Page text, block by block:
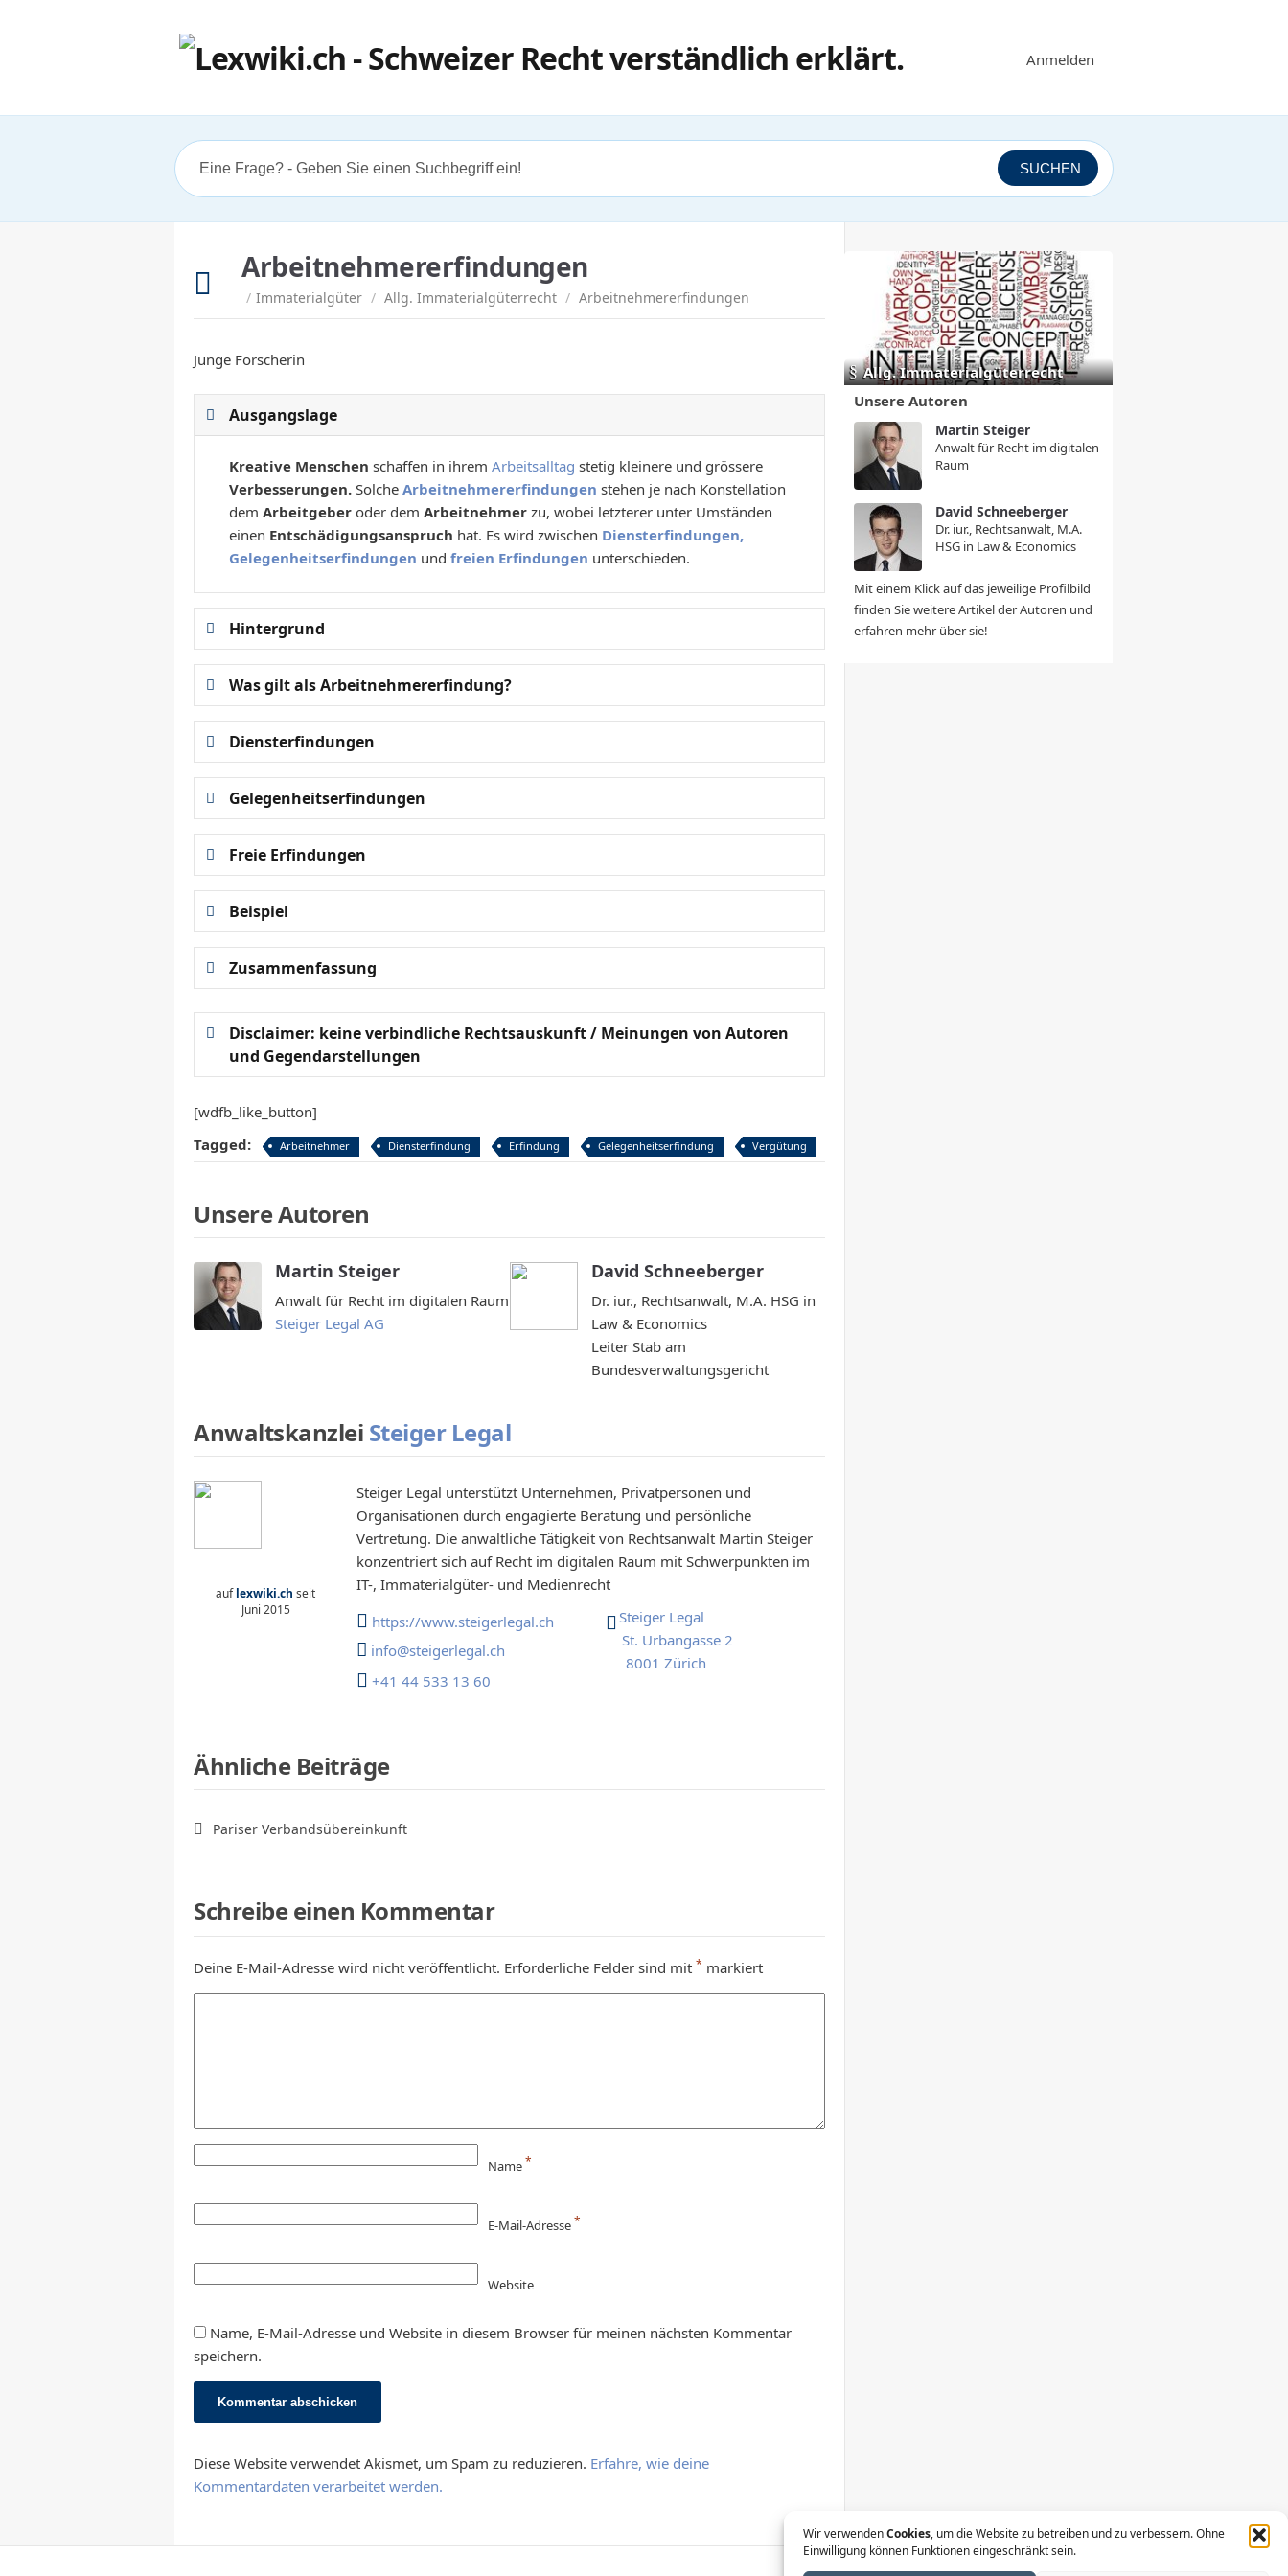
Wir verwendenCookies, um die Website zu betreiben und zu verbessern. Ohne
Einwilligung können Funktionen eingeschränkt sein.
Anmelden
SUCHEN
Arbeitnehmererfindungen
/ Immaterialgüter / Allg. Immaterialgüterrecht / Arbeitnehmererfindungen
Junge Forscherin
Ausgangslage
Kreative Menschen schaffen in ihrem Arbeitsalltag stetig kleinere und grössere
Verbesserungen. Solche Arbeitnehmererfindungen stehen je nach Konstellation
dem Arbeitgeber oder dem Arbeitnehmer zu, wobei letzterer unter Umständen
einen Entschädigungsanspruch hat. Es wird zwischen Diensterfindungen,
Gelegenheitserfindungen und freien Erfindungen unterschieden.
Hintergrund
Was gilt als Arbeitnehmererfindung?
Diensterfindungen
Gelegenheitserfindungen
Freie Erfindungen
Beispiel
Zusammenfassung
Disclaimer: keine verbindliche Rechtsauskunft / Meinungen von Autoren
und Gegendarstellungen
[wdfb_like_button]
Tagged:
Arbeitnehmer Diensterfindung Erfindung Gelegenheitserfindung Vergütung
Unsere Autoren
Martin Steiger
Anwalt für Recht im digitalen Raum
Steiger Legal AG
David Schneeberger
Dr. iur., Rechtsanwalt, M.A. HSG in
Law & Economics
Leiter Stab am
Bundesverwaltungsgericht
Anwaltskanzlei Steiger Legal
auflexwiki.ch seit
Juni 2015
Steiger Legal unterstützt Unternehmen, Privatpersonen und
Organisationen durch engagierte Beratung und persönliche
Vertretung. Die anwaltliche Tätigkeit von Rechtsanwalt Martin Steiger
konzentriert sich auf Recht im digitalen Raum mit Schwerpunkten im
IT-, Immaterialgüter- und Medienrecht
https://www.steigerlegal.ch
info@steigerlegal.ch
+41 44 533 13 60
Steiger Legal
St. Urbangasse 2
8001 Zürich
Ähnliche Beiträge
Pariser Verbandsübereinkunft
Schreibe einen Kommentar
Deine E-Mail-Adresse wird nicht veröffentlicht. Erforderliche Felder sind mit * markiert
Name*
E-Mail-Adresse*
Website
Name, E-Mail-Adresse und Website in diesem Browser für meinen nächsten Kommentar
speichern.
Diese Website verwendet Akismet, um Spam zu reduzieren. Erfahre, wie deine
Kommentardaten verarbeitet werden.
Allg. Immaterialgüterrecht
Unsere Autoren
Martin Steiger
Anwalt für Recht im digitalen
Raum
David Schneeberger
Dr. iur., Rechtsanwalt, M.A.
HSG in Law & Economics
Mit einem Klick auf das jeweilige Profilbild
finden Sie weitere Artikel der Autoren und
erfahren mehr über sie!